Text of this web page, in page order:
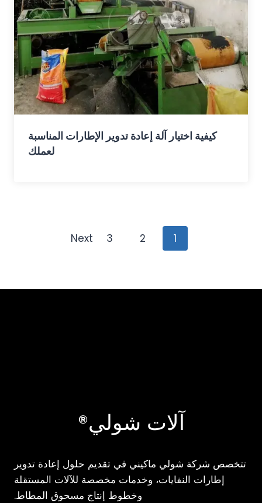
كيفية اختيار آلة إعادة تدوير الإطارات المناسبة
لعملك
Posts
1
2
3
Next
آلات شولي®
تتخصص شركة شولي ماكيني في تقديم حلول إعادة تدوير
إطارات النفايات، وخدمات مخصصة للآلات المستقلة
وخطوط إنتاج مسحوق المطاط.